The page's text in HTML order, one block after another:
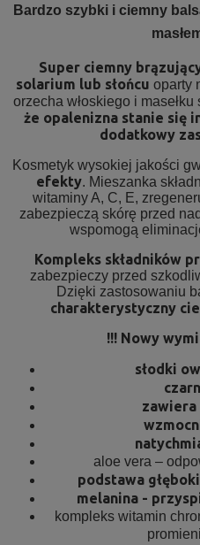
Bardzo szybki i ciemny
Super ciemny
solarium lub słońcu oparty
orzecha włoskiego i masełku
że opalenizna stanie się
dodatkowy
Kosmetyk wysokiej jakości
efekty. Mieszanka
witaminy A, C, E,
zabezpieczą skórę przed
wspomogą
Kompleks składników
zabezpieczy przed
Dzięki zastosowaniu
charakterystyczny
!!! Nowy
słodki
zawiera
aloe vera –
podstawa
melanina -
kompleks witamin